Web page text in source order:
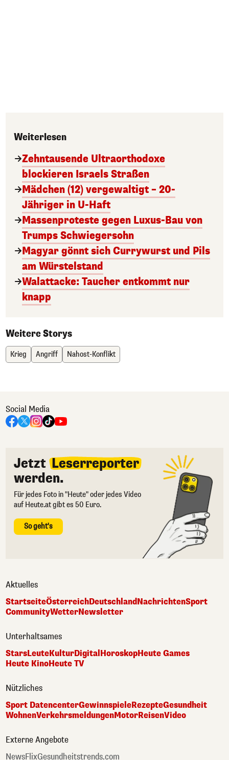
Weiterlesen
Zehntausende Ultraorthodoxe
blockieren Israels Straßen
Mädchen (12) vergewaltigt – 20-
Jähriger in U-Haft
Massenproteste gegen Luxus-Bau von
Trumps Schwiegersohn
Magyar gönnt sich Currywurst und Pils
am Würstelstand
Walattacke: Taucher entkommt nur
knapp
Weitere Storys
Krieg Angriff Nahost-Konflikt
Social Media
Jetzt Leserreporter
werden.
Für jedes Foto in "Heute" oder jedes Video
auf Heute.at gibt es 50 Euro.
So geht's
Aktuelles
StartseiteÖsterreichDeutschlandNachrichtenSport
CommunityWetterNewsletter
Unterhaltsames
StarsLeuteKulturDigitalHoroskopHeute Games
Heute KinoHeute TV
Nützliches
Sport DatencenterGewinnspieleRezepteGesundheit
WohnenVerkehrsmeldungenMotorReisenVideo
Externe Angebote
NewsFlixGesundheitstrends.com